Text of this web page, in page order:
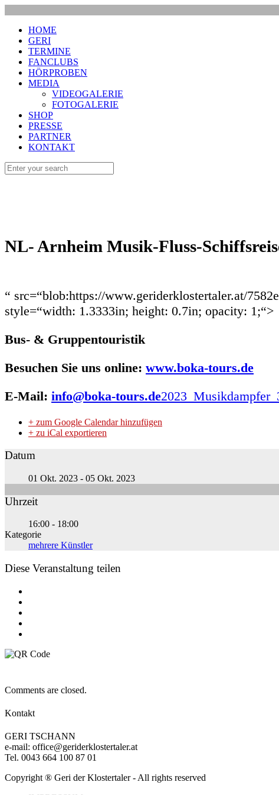
HOME
GERI
TERMINE
FANCLUBS
HÖRPROBEN
MEDIA
VIDEOGALERIE
FOTOGALERIE
SHOP
PRESSE
PARTNER
KONTAKT
NL- Arnheim Musik-Fluss-
“ src=“blob:https://www.geriderklostertaler.at/
style=“width: 1.3333in; height: 0.7in; opacity: 1;“>
Bus- & Gruppentouristik
Besuchen Sie uns online: www.boka-tours.de
E-Mail: info@boka-tours.de2023_M
+ zum Google Calendar hinzufügen
+ zu iCal exportieren
Datum
01 Okt. 2023 - 05 Okt. 2023
Uhrzeit
16:00 - 18:00
Kategorie
mehrere Künstler
Diese Veranstaltung teilen
Comments are closed.
Kontakt
GERI TSCHANN
e-mail: office@geriderklostertaler.at
Tel. 0043 664 100 87 01
Copyright ® Geri der Klostertaler - All rights reserved